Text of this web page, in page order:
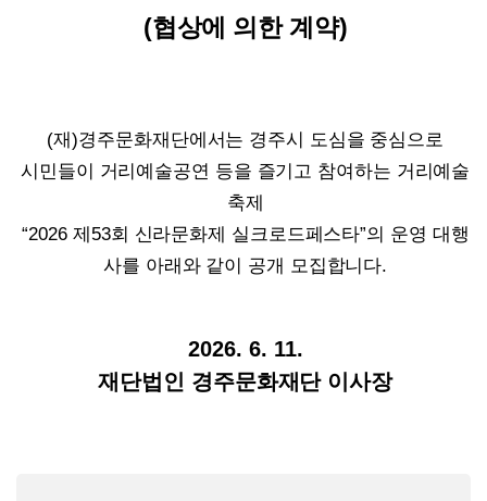
(협상에 의한 계약)
(재)경주문화재단에서는 경주시 도심을 중심으로
시민들이 거리예술공연 등을 즐기고 참여하는 거리예술
축제
“2026 제 53회 신라문화제 실크로드페스타”의 운영 대행
사를 아래와 같이 공개 모집합니다.
2026. 6. 11.
재단법인 경주문화재단 이사장